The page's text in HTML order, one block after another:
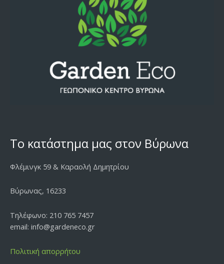
Το κατάστημα μας στον Βύρωνα
Φλέμινγκ 59 & Καραολή Δημητρίου
Βύρωνας, 16233
Τηλέφωνο: 210 765 7457
email: info@gardeneco.gr
Πολιτική απορρήτου